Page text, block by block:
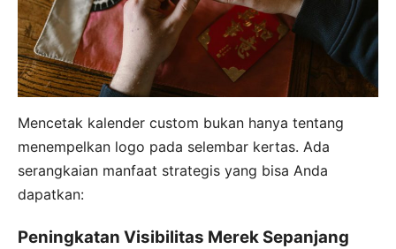
Mencetak kalender custom bukan hanya tentang
menempelkan logo pada selembar kertas. Ada
serangkaian manfaat strategis yang bisa Anda
dapatkan:
Peningkatan Visibilitas Merek Sepanjang